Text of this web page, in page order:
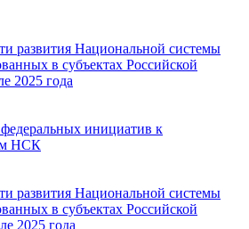
развития Национальной системы
в субъектах Российской
2025 года
инициатив к
НСК
развития Национальной системы
в субъектах Российской
2025 года